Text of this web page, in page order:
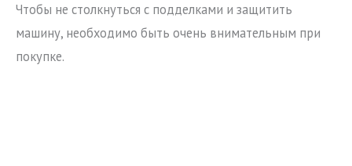
Чтобы не столкнуться с подделками и защитить
машину, необходимо быть очень внимательным при
покупке.